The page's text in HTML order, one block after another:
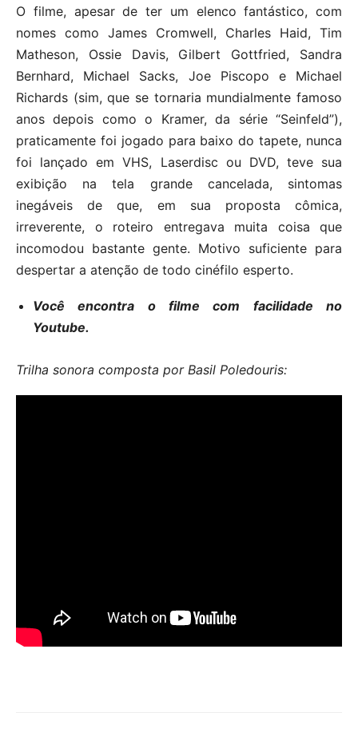
O filme, apesar de ter um elenco fantástico, com
nomes como James Cromwell, Charles Haid, Tim
Matheson, Ossie Davis, Gilbert Gottfried, Sandra
Bernhard, Michael Sacks, Joe Piscopo e Michael
Richards (sim, que se tornaria mundialmente famoso
anos depois como o Kramer, da série “Seinfeld”),
praticamente foi jogado para baixo do tapete, nunca
foi lançado em VHS, Laserdisc ou DVD, teve sua
exibição na tela grande cancelada, sintomas
inegáveis de que, em sua proposta cômica,
irreverente, o roteiro entregava muita coisa que
incomodou bastante gente. Motivo suficiente para
despertar a atenção de todo cinéfilo esperto.
Você encontra o filme com facilidade no
Youtube.
Trilha sonora composta por Basil Poledouris: